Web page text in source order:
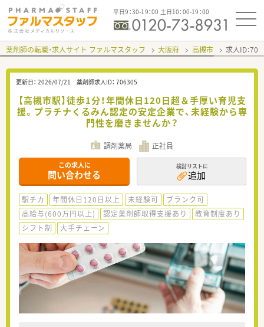
平日9：30-19：00 土日10：00-19：00
薬剤師の転職・求人サイト ファルマスタッフ 大阪府 高槻市 求人ID：
更新日： 2026/07/21 薬剤師求人ID： 706305
【高槻市駅】徒歩1分！年間休日120日超＆手厚い育児支
援。プラチナくるみん認定の安定企業で、未経験から専
門性を磨きませんか？
調剤薬局 正社員
この求人に
問い合わせる
検討リストに
追加
駅チカ 年間休日120日以上 未経験可
ブランク可
高給与(600万円以上)
認定薬剤師取得支援あり
教育制度あり
シフト制
大手チェーン